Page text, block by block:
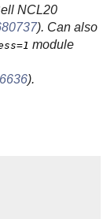
NCL20
). Can also
module
).